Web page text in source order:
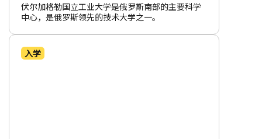
伏尔加格勒国立工业大学是俄罗斯南部的主要科学
中心，是俄罗斯领先的技术大学之一。
入学